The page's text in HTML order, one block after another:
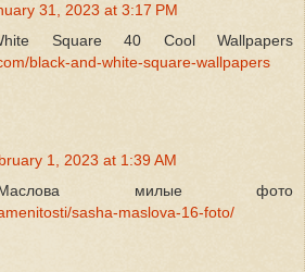
31, 2023 at 3:17 PM
Square 40 Cool Wallpapers
black-and-white-square-wallpapers
1, 2023 at 1:39 AM
милые фото
sasha-maslova-16-foto/